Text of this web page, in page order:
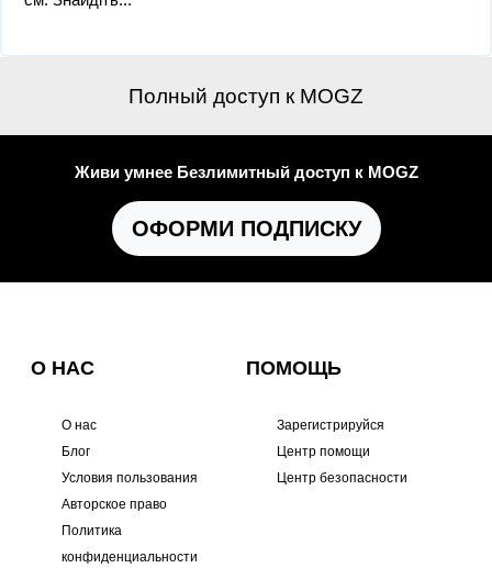
Полный доступ к MOGZ
Живи умнее Безлимитный доступ к MOGZ
ОФОРМИ ПОДПИСКУ
О НАС
О нас
Блог
Условия пользования
Авторское право
Политика
конфиденциальности
ПОМОЩЬ
Зарегистрируйся
Центр помощи
Центр безопасности